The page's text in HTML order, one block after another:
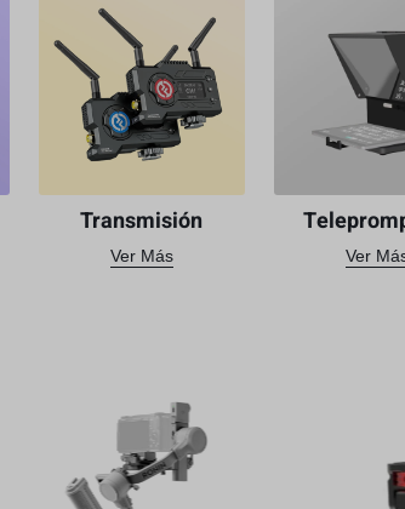
Transmisión
Ver Más Ver